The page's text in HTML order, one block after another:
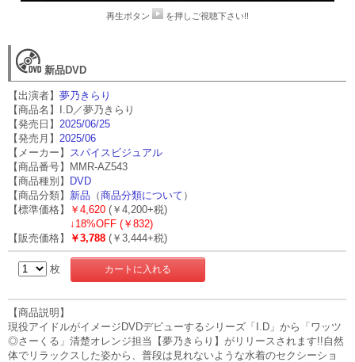
再生ボタン を押しご視聴下さい!!
新品DVD
【出演者】夢乃きらり
【商品名】I.D／夢乃きらり
【発売日】 2025/06/25
【発売月】 2025/06
【メーカー】
スパイスビジュアル
【商品番号】MMR-AZ543
【商品種別】 DVD
【商品分類】 新品 （商品分類について ）
【標準価格】
￥4,620 (￥4,200+税)
↓ 18%OFF (￥832)
【販売価格】
￥3,788 (￥3,444+税)
枚
【商品説明】
現役アイドルがイメージDVDデビューするシリーズ「I.D」から「ワッツ
◎さーくる」清楚オレンジ担当【夢乃きらり】がリリースされます!!自然
体でリラックスした姿から、普段は見れないような水着のセクシーショ